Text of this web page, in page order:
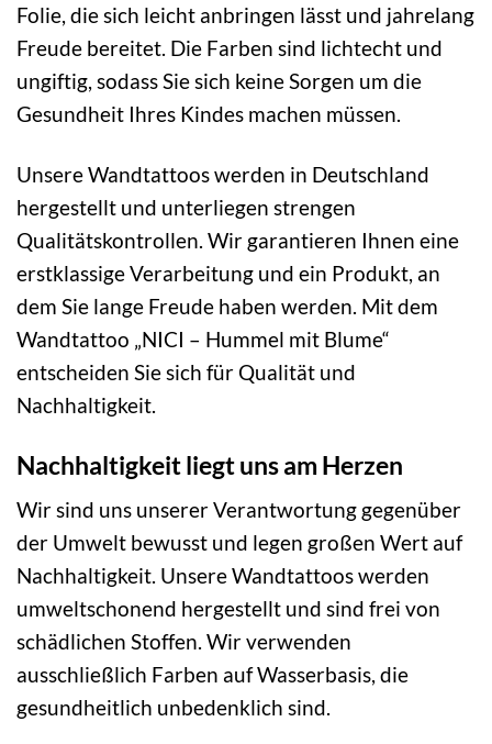
Folie, die sich leicht anbringen lässt und jahrelang
Freude bereitet. Die Farben sind lichtecht und
ungiftig, sodass Sie sich keine Sorgen um die
Gesundheit Ihres Kindes machen müssen.
Unsere Wandtattoos werden in Deutschland
hergestellt und unterliegen strengen
Qualitätskontrollen. Wir garantieren Ihnen eine
erstklassige Verarbeitung und ein Produkt, an
dem Sie lange Freude haben werden. Mit dem
Wandtattoo „NICI – Hummel mit Blume“
entscheiden Sie sich für Qualität und
Nachhaltigkeit.
Nachhaltigkeit liegt uns am Herzen
Wir sind uns unserer Verantwortung gegenüber
der Umwelt bewusst und legen großen Wert auf
Nachhaltigkeit. Unsere Wandtattoos werden
umweltschonend hergestellt und sind frei von
schädlichen Stoffen. Wir verwenden
ausschließlich Farben auf Wasserbasis, die
gesundheitlich unbedenklich sind.